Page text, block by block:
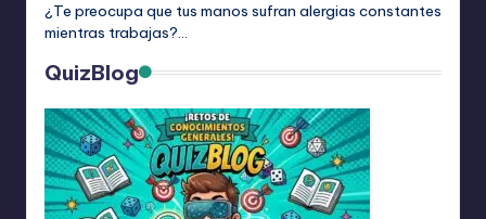
¿Te preocupa que tus manos sufran alergias constantes
mientras trabajas?…
QuizBlog